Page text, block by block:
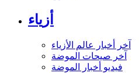
أزياء
آخر أخبار عالم الأزياء
آخر صيحات الموضة
فيديو أخبار الموضة